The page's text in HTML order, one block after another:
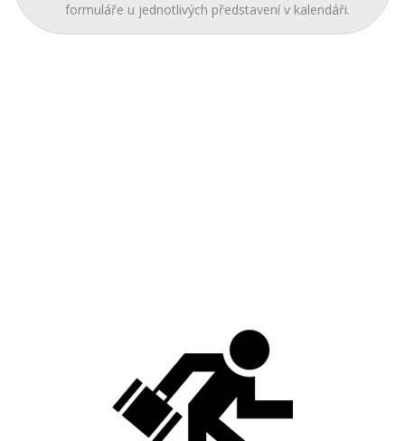
formuláře u jednotlivých představení v kalendáři.